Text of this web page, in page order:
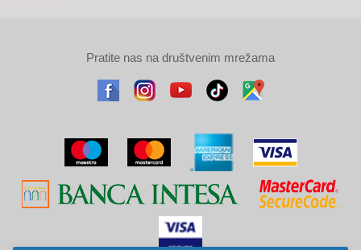
Pratite nas na društvenim mrežama